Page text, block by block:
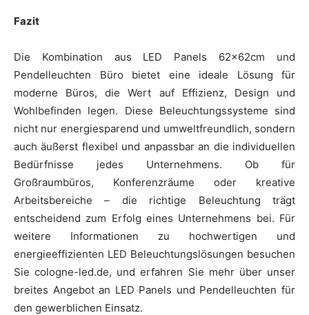
Fazit
Die Kombination aus LED Panels 62x62cm und
Pendelleuchten Büro bietet eine ideale Lösung für
moderne Büros, die Wert auf Effizienz, Design und
Wohlbefinden legen. Diese Beleuchtungssysteme sind
nicht nur energiesparend und umweltfreundlich, sondern
auch äußerst flexibel und anpassbar an die individuellen
Bedürfnisse jedes Unternehmens. Ob für
Großraumbüros, Konferenzräume oder kreative
Arbeitsbereiche – die richtige Beleuchtung trägt
entscheidend zum Erfolg eines Unternehmens bei. Für
weitere Informationen zu hochwertigen und
energieeffizienten LED Beleuchtungslösungen besuchen
Sie cologne-led.de, und erfahren Sie mehr über unser
breites Angebot an LED Panels und Pendelleuchten für
den gewerblichen Einsatz.